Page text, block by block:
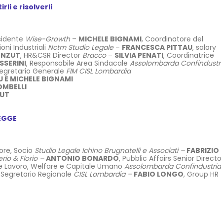
e risolverli
Wise-Growth– MICHELE BIGNAMI, Coordinatore del
Industriali Nctm Studio Legale– FRANCESCA PITTAU, salary
, HR&CSR Director Bracco– SILVIA PENATI, Coordinatrice
, Responsabile Area Sindacale Assolombarda
Generale FIM CISL Lombardia
E MICHELE BIGNAMI
Socio Studio Legale Ichino Brugnatelli e Associati – FABRIZIO
& Florio –ANTONIO BONARDO, Pubblic Affairs Senior
Lavoro, Welfare e Capitale Umano Assolombarda Confindustria
Regionale CISL Lombardia – FABIO LONGO, Group HR